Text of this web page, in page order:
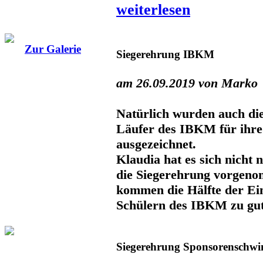
weiterlesen
Zur Galerie Siegerehrung IBKM
am 26.09.2019 von Marko
Natürlich wurden auch
Läufer des IBKM für ihre
ausgezeichnet.
Klaudia hat es sich nicht
die Siegerehrung
kommen die Hälfte der
Schülern des IBKM zu
Siegerehrung